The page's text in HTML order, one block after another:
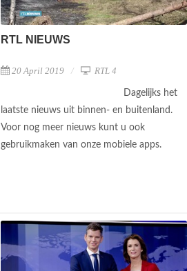
RTL NIEUWS
20 April 2019 RTL 4
Dagelijks het
laatste nieuws uit binnen- en buitenland.
Voor nog meer nieuws kunt u ook
gebruikmaken van onze mobiele apps.